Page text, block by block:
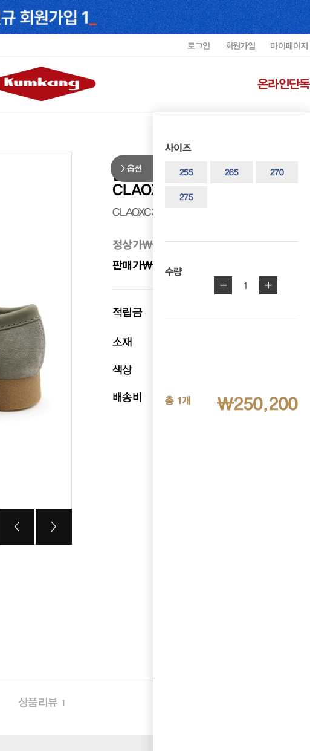
로그인 회원가입 마이페이지
온라인단독
옵션
사이즈
255 265 270
275
수량
- 1 +
총 1개 ₩250,200
클락스 남성 왈라비 EVO 캐주얼
CLAOXC3635MF7
CLAOXC3635MF7
정상가₩ 278,000
판매가₩ 250,200
적립금
소재
색상
배송비 무료배송
상품리뷰 1